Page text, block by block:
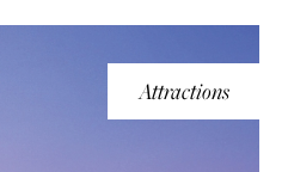
Attractions